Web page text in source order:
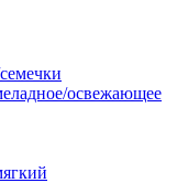
освежающее